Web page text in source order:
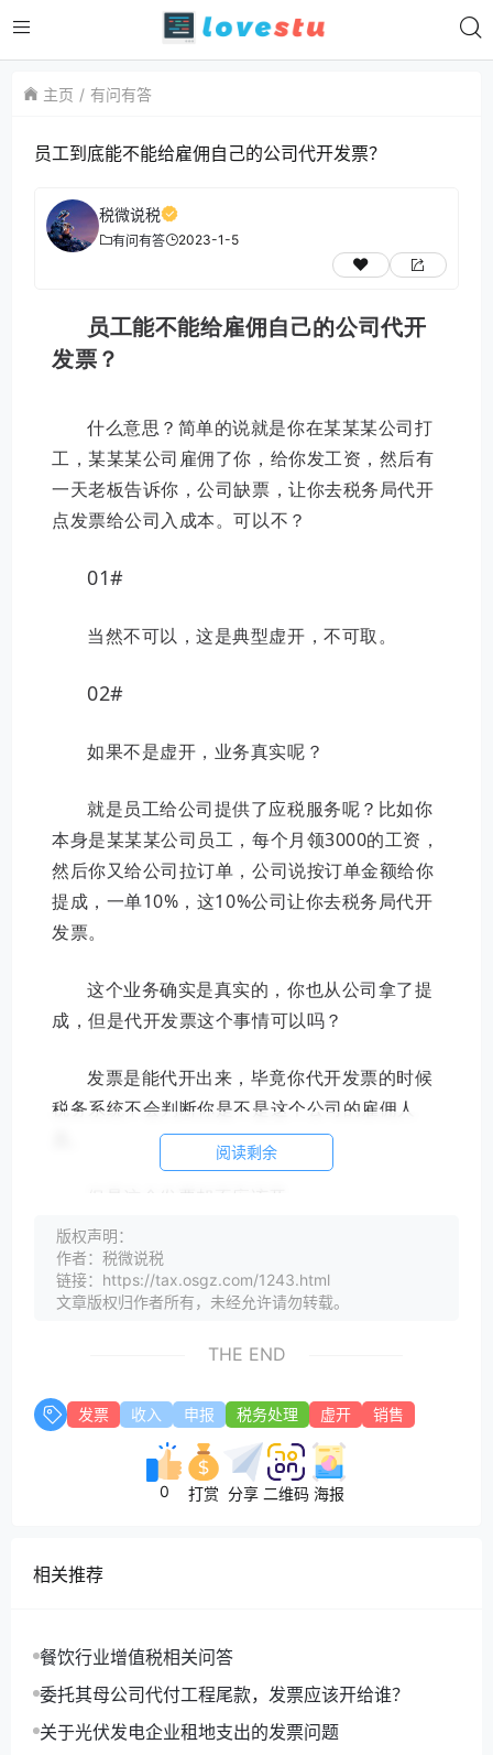
主页 有问有答
员工到底能不能给雇佣自己的公司代开发票？
税微说税
有问有答 2023-1-5
员工能不能给雇佣自己的公司代开
发票？
什么意思？简单的说就是你在某某某公司打
工，某某某公司雇佣了你，给你发工资，然后有
一天老板告诉你，公司缺票，让你去税务局代开
点发票给公司入成本。可以不？
01#
当然不可以，这是典型虚开，不可取。
02#
如果不是虚开，业务真实呢？
就是员工给公司提供了应税服务呢？比如你
本身是某某某公司员工，每个月领3000的工资，
然后你又给公司拉订单，公司说按订单金额给你
提成，一单10%，这10%公司让你去税务局代开
发票。
这个业务确实是真实的，你也从公司拿了提
成，但是代开发票这个事情可以吗？
发票是能代开出来，毕竟你代开发票的时候
税务系统不会判断你是不是这个公司的雇佣人
但是这个发票却不应该开。
首先、你和公司是雇佣关系，不是劳务关
系，虽然感觉你在提供居间服务给公司，但是公
司的雇佣，实质上你这个提成就是工资薪金性
质，而按照增值税相关规定，单位或者个体工商
服务不属于增值税征收范围。
那么自然也不能开具发票。
员工从公司取得的提成应该按工资薪金处
理，而不是开发票结算。
其次、自然人电子税务局（扣缴端）在录入
阅读剩余
版权声明：
作者：税微说税
链接：https://tax.osgz.com/1243.html
文章版权归作者所有，未经允许请勿转载。
THE END
发票 收入 申报 税务处理 虚开 销售
0 打赏 分享 二维码 海报
相关推荐
餐饮行业增值税相关问答
委托其母公司代付工程尾款，发票应该开给谁？
关于光伏发电企业租地支出的发票问题